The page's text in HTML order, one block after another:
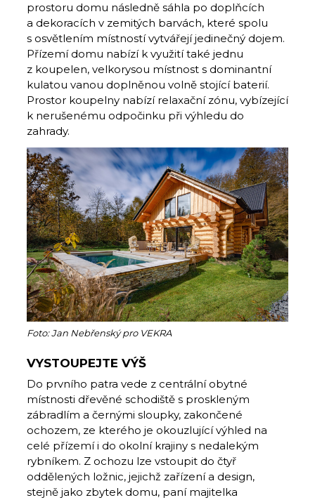
prostoru domu následně sáhla po doplňcích
a dekoracích v zemitých barvách, které spolu
s osvětlením místností vytvářejí jedinečný dojem.
Přízemí domu nabízí k využití také jednu
z koupelen, velkorysou místnost s dominantní
kulatou vanou doplněnou volně stojící baterií.
Prostor koupelny nabízí relaxační zónu, vybízející
k nerušenému odpočinku při výhledu do
zahrady.
Foto: Jan Nebřenský pro VEKRA
VYSTOUPEJTE VÝŠ
Do prvního patra vede z centrální obytné
místnosti dřevěné schodiště s proskleným
zábradlím a černými sloupky, zakončené
ochozem, ze kterého je okouzlující výhled na
celé přízemí i do okolní krajiny s nedalekým
rybníkem. Z ochozu lze vstoupit do čtyř
oddělených ložnic, jejichž zařízení a design,
stejně jako zbytek domu, paní majitelka